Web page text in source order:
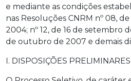
e mediante as condições
nas Resoluções CNRM nº 08,
2004; nº 12, de 16 de setembro
de outubro de 2007 e demais
I. DISPOSIÇÕES PRELIMINARES